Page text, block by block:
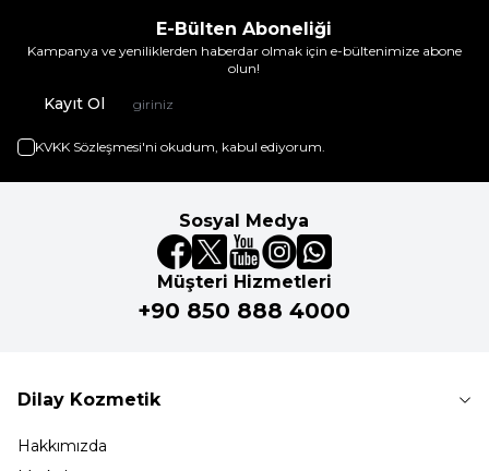
E-Bülten Aboneliği
Kampanya ve yeniliklerden haberdar olmak için e-bültenimize abone
olun!
Kayıt Ol
KVKK Sözleşmesi'ni okudum, kabul ediyorum.
Sosyal Medya
Müşteri Hizmetleri
+90 850 888 4000
Dilay Kozmetik
Hakkımızda